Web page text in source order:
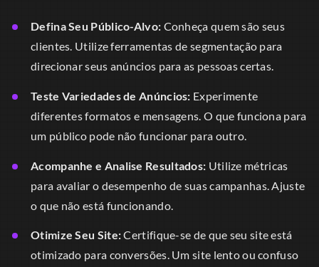
Defina Seu Público-Alvo: Conheça quem são seus
clientes. Utilize ferramentas de segmentação para
direcionar seus anúncios para as pessoas certas.
Teste Variedades de Anúncios: Experimente
diferentes formatos e mensagens. O que funciona para
um público pode não funcionar para outro.
Acompanhe e Analise Resultados: Utilize métricas
para avaliar o desempenho de suas campanhas. Ajuste
o que não está funcionando.
Otimize Seu Site:Certifique-se de que seu site está
otimizado para conversões. Um site lento ou confuso